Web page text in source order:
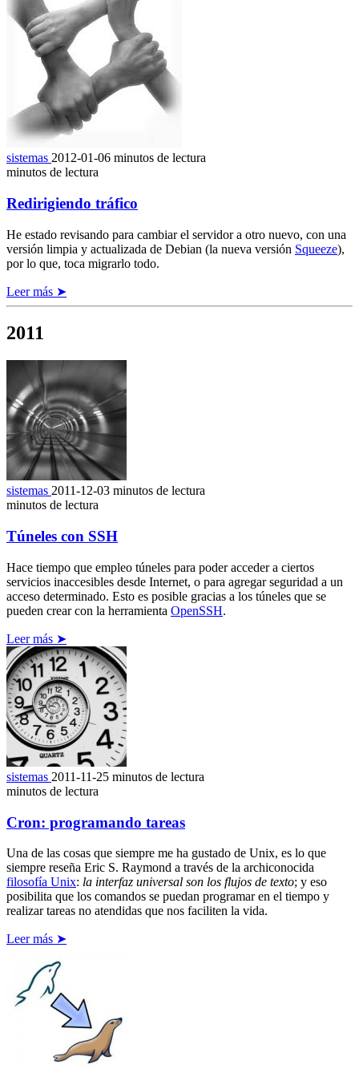
sistemas 2012-01-06 minutos de lectura
minutos de lectura
Redirigiendo tráfico
He estado revisando para cambiar el servidor a otro nuevo, con una
versión limpia y actualizada de Debian (la nueva versión Squeeze),
por lo que, toca migrarlo todo.
Leer más ➤
2011
sistemas 2011-12-03 minutos de lectura
minutos de lectura
Túneles con SSH
Hace tiempo que empleo túneles para poder acceder a ciertos
servicios inaccesibles desde Internet, o para agregar seguridad a un
acceso determinado. Esto es posible gracias a los túneles que se
pueden crear con la herramienta OpenSSH.
Leer más ➤
sistemas 2011-11-25 minutos de lectura
minutos de lectura
Cron: programando tareas
Una de las cosas que siempre me ha gustado de Unix, es lo que
siempre reseña Eric S. Raymond a través de la archiconocida
filosofía Unix: la interfaz universal son los flujos de texto; y eso
posibilita que los comandos se puedan programar en el tiempo y
realizar tareas no atendidas que nos faciliten la vida.
Leer más ➤